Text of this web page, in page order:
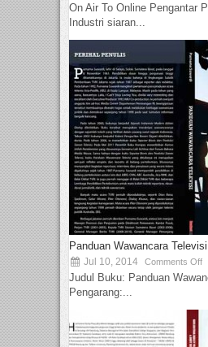
On Air To Online Pengantar
Industri siaran...
Panduan Wawancara Televisi
Jul 10, 2014 Comments Off
Judul Buku: Panduan
Pengarang:...